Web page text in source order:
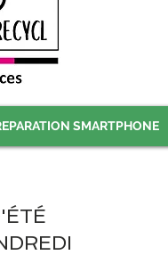
SMARTPHONE